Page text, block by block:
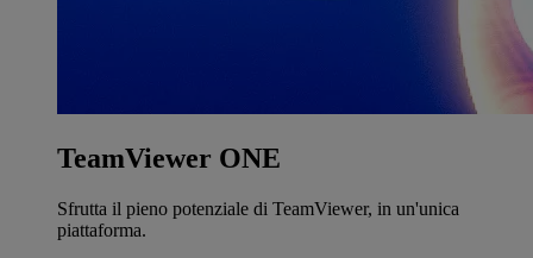
TeamViewer ONE
Sfrutta il pieno potenziale di TeamViewer, in un'unica
piattaforma.